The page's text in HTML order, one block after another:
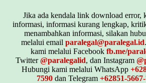
Jika ada kendala link download error,
informasi, informasi kurang lengkap,
menambahkan informasi, silakan
melalui emailparalegal@paralegal.id
kami melalui Facebook fb.me/
Twitter@paralegalid, dan Instagram
Hubungi kami melalui WhatsApp
7590dan Telegram +62851-